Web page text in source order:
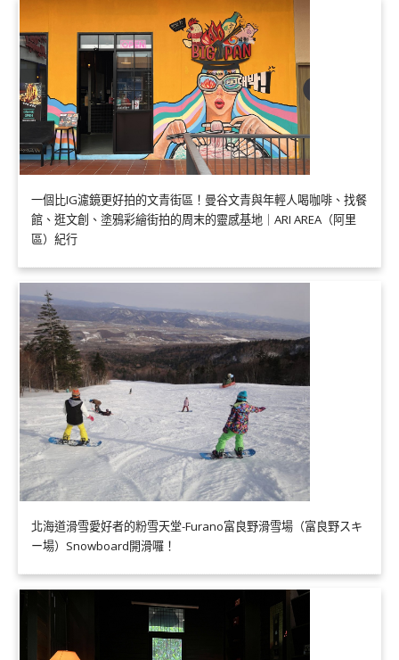
一個比IG濾鏡更好拍的文青街區！曼谷文青與年輕人喝咖啡、找餐
館、逛文創、塗鴉彩繪街拍的周末的靈感基地｜ARI AREA（阿里
區）紀行
北海道滑雪愛好者的粉雪天堂-Furano富良野滑雪場（富良野スキ
ー場）Snowboard開滑囉！